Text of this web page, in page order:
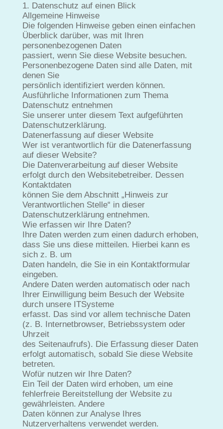
1. Datenschutz auf einen Blick
Allgemeine Hinweise
Die folgenden Hinweise geben einen einfachen
Überblick darüber, was mit Ihren
personenbezogenen Daten
passiert, wenn Sie diese Website besuchen.
Personenbezogene Daten sind alle Daten, mit
denen Sie
persönlich identifiziert werden können.
Ausführliche Informationen zum Thema
Datenschutz entnehmen
Sie unserer unter diesem Text aufgeführten
Datenschutzerklärung.
Datenerfassung auf dieser Website
Wer ist verantwortlich für die Datenerfassung
auf dieser Website?
Die Datenverarbeitung auf dieser Website
erfolgt durch den Websitebetreiber. Dessen
Kontaktdaten
können Sie dem Abschnitt „Hinweis zur
Verantwortlichen Stelle“ in dieser
Datenschutzerklärung entnehmen.
Wie erfassen wir Ihre Daten?
Ihre Daten werden zum einen dadurch erhoben,
dass Sie uns diese mitteilen. Hierbei kann es
sich z. B. um
Daten handeln, die Sie in ein Kontaktformular
eingeben.
Andere Daten werden automatisch oder nach
Ihrer Einwilligung beim Besuch der Website
durch unsere ITSysteme
erfasst. Das sind vor allem technische Daten
(z. B. Internetbrowser, Betriebssystem oder
Uhrzeit
des Seitenaufrufs). Die Erfassung dieser Daten
erfolgt automatisch, sobald Sie diese Website
betreten.
Wofür nutzen wir Ihre Daten?
Ein Teil der Daten wird erhoben, um eine
fehlerfreie Bereitstellung der Website zu
gewährleisten. Andere
Daten können zur Analyse Ihres
Nutzerverhaltens verwendet werden.